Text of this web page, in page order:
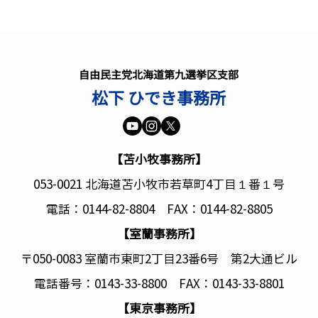
15年を迎えました。犠牲となら
れた方々に深く哀悼の意を表し、
ご遺族と被災された皆様に心より
お見舞い申し上げます。 自由民
の再生なし」との決意のもと、被
災地のなりわいや生活を取り戻す
べく全力で歩んできました。来年
度からは「第三期復興・創生期
間」が始まります。福島の帰還困
難区域の解除や風評払拭、福島国
など、残さ
自由民主党北海道第九選挙区支部
松下 ひでき事務所
【苫小牧事務所】
053-0021 北海道苫小牧市若草町4丁目１番１号
電話：0144-82-8804 FAX：0144-82-8805
【室蘭事務所】
〒050-0083 室蘭市東町2丁目23番6号 第2大通ビル
電話番号：0143-33-8800 FAX：0143-33-8801
【東京事務所】